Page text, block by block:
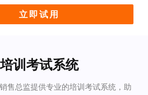
立即试用
培训考试系统
售总监提供专业的培训考试系统，助